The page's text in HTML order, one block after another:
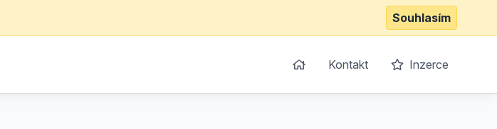
Souhlasím
Kontakt Inzerce